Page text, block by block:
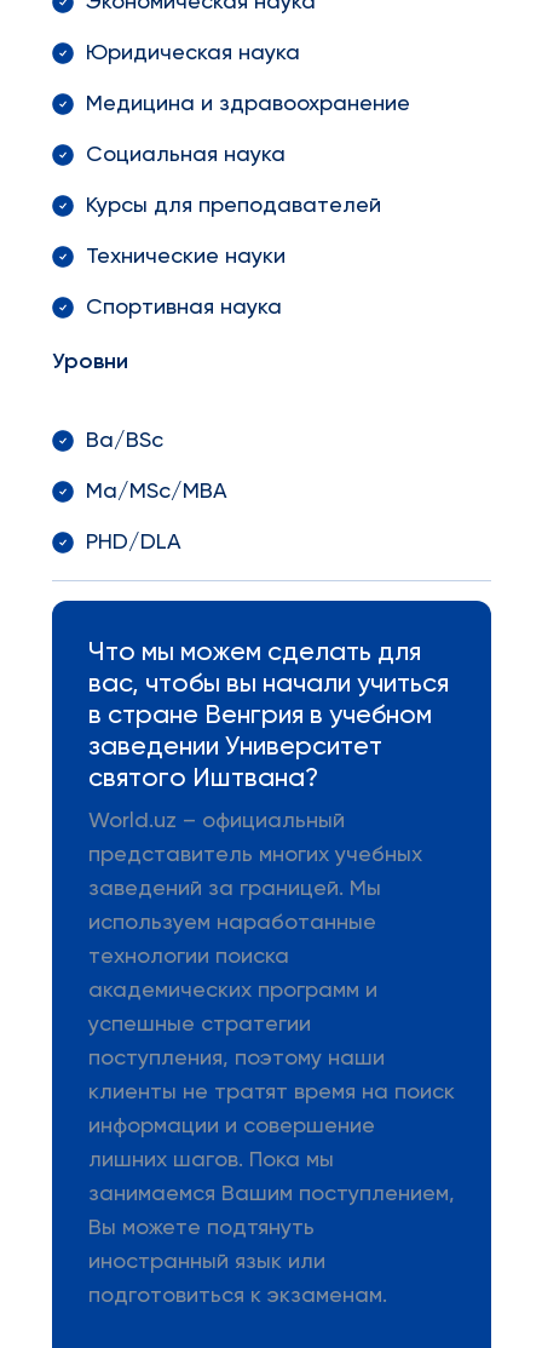
Юридическая наука
Медицина и здравоохранение
Социальная наука
Курсы для преподавателей
Технические науки
Спортивная наука
Уровни
Ba/BSc
Ma/MSc/MBA
PHD/DLA
Что мы можем сделать для
вас, чтобы вы начали учиться
в стране Венгрия в учебном
заведении Университет
святого Иштвана?
World.uz – официальный
представитель многих учебных
заведений за границей. Мы
используем наработанные
технологии поиска
академических программ и
успешные стратегии
поступления, поэтому наши
клиенты не тратят время на поиск
информации и совершение
лишних шагов. Пока мы
занимаемся Вашим поступлением,
Вы можете подтянуть
иностранный язык или
подготовиться к экзаменам.